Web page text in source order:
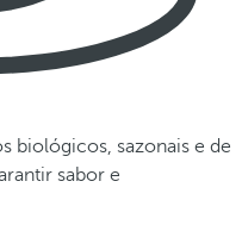
biológicos, sazonais e de
sabor e